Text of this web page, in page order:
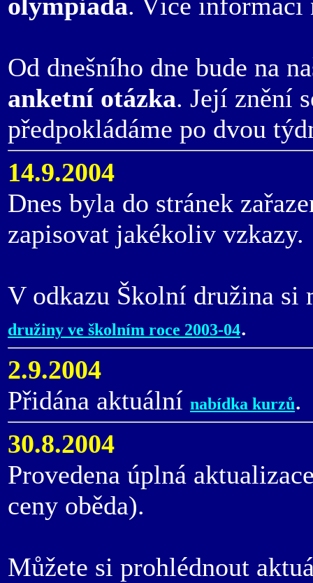
Od dnešního dne bude na
anketní otázka. Její znění
předpokládáme po dvou
14.9.2004
Dnes byla do stránek
zapisovat jakékoliv vzkazy.
V odkazu Školní družina si
družiny ve školním roce 2003-04.
2.9.2004
Přidána aktuální nabídka kurzů.
30.8.2004
Provedena úplná
ceny oběda).
Můžete si prohlédnout